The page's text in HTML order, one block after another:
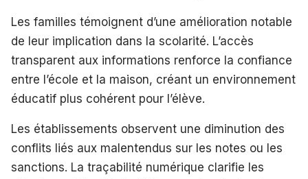
Les familles témoignent d’une amélioration notable
de leur implication dans la scolarité. L’accès
transparent aux informations renforce la confiance
entre l’école et la maison, créant un environnement
éducatif plus cohérent pour l’élève.
Les établissements observent une diminution des
conflits liés aux malentendus sur les notes ou les
sanctions. La traçabilité numérique clarifie les